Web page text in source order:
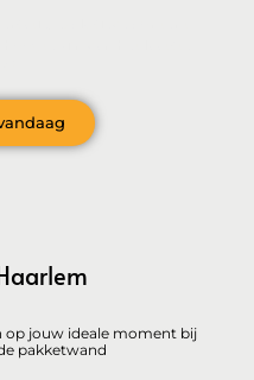
op jouw ideale moment bij
pakketwand